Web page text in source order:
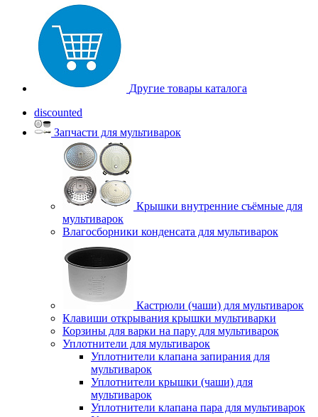
Другие товары каталога
discounted
Запчасти для мультиварок
Крышки внутренние съёмные для
мультиварок
Влагосборники конденсата для мультиварок
Кастрюли (чаши) для мультиварок
Клавиши открывания крышки мультиварки
Корзины для варки на пару для мультиварок
Уплотнители для мультиварок
Уплотнители клапана запирания для
мультиварок
Уплотнители крышки (чаши) для
мультиварок
Уплотнители клапана пара для мультиварок